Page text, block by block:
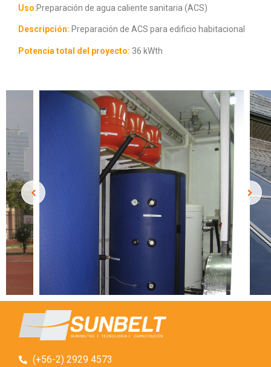
Uso:Preparación de agua caliente sanitaria (ACS)
Descripción: Preparación de ACS para edificio habitacional
Potencia total del proyecto: 36 kWth
(+56-2) 2929 4573